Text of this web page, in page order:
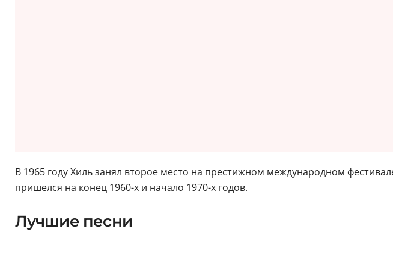
В 1965 году Хиль занял второе место на престижном международном
пришелся на конец 1960-х и начало 1970-х годов.
Лучшие песни